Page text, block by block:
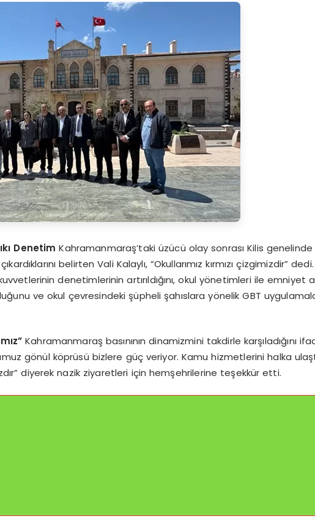
Denetim Kahramanmaraş’taki üzücü olay sonrası Kilis
belirten Vali Kalaylı, “Okullarımız kırmızı çizgimizdir” dedi.
denetimlerinin artırıldığını, okul yönetimleri ile emniyet
ve okul çevresindeki şüpheli şahıslara yönelik GBT
Kahramanmaraş basınının dinamizmini takdirle karşıladığını
gönül köprüsü bizlere güç veriyor. Kamu hizmetlerini halka
diyerek nazik ziyaretleri için hemşehrilerine teşekkür etti.